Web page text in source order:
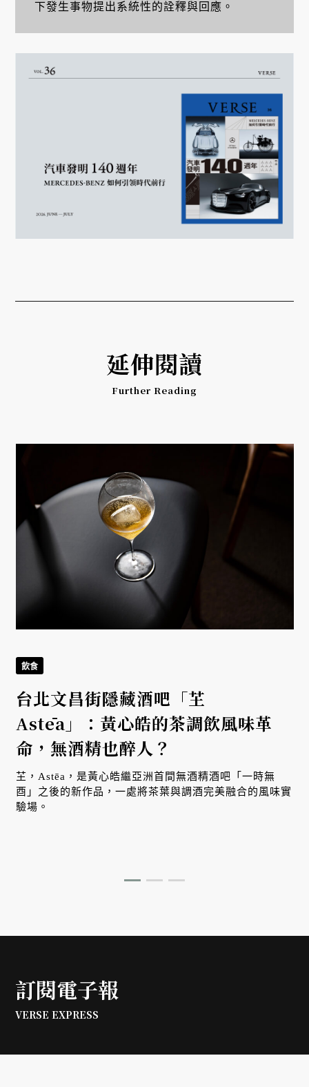
下發生事物提出系統性的詮釋與回應。
延伸閱讀
Further Reading
飲食
台北文昌街隱藏酒吧「芏
Astēa」：黃心皓的茶調飲風味革
命，無酒精也醉人？
芏，Astēa，是黃心皓繼亞洲首間無酒精酒吧「一時無
酉」之後的新作品，一處將茶葉與調酒完美融合的風味實
驗場。
訂閱電子報
VERSE EXPRESS